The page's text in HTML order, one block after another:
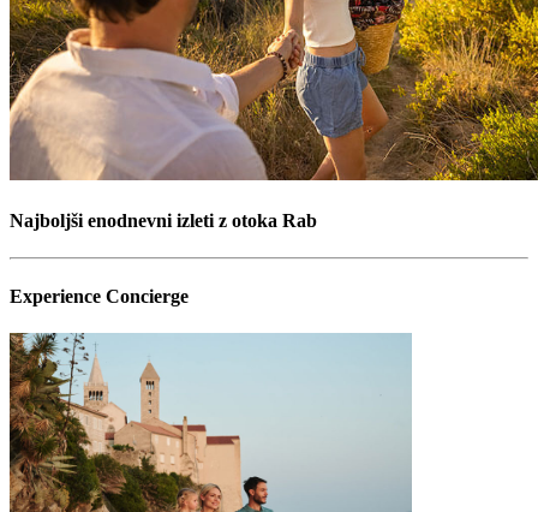
Najboljši enodnevni izleti z otoka Rab
Experience Concierge